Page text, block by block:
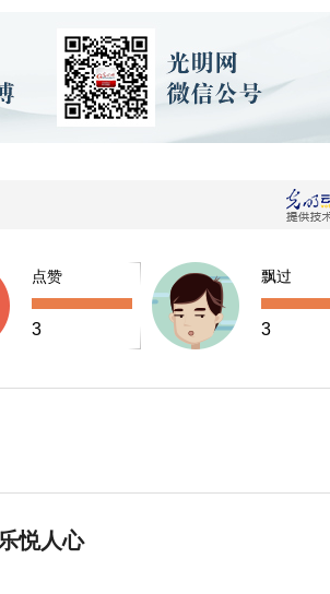
点赞
3
飘过
3
悦人心